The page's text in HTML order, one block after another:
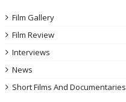
Film Gallery
Film Review
Interviews
News
Short Films And Documentaries